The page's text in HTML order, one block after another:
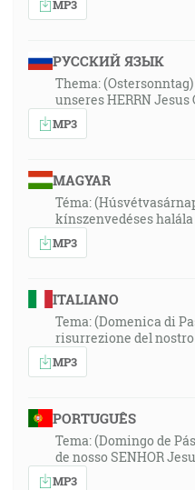
MP3
РУССКИЙ ЯЗЫК
Thema:
unseres HERRN Jesus
MP3
MAGYAR
Téma:
kínszenvedéses halála
MP3
ITALIANO
Tema: (Domenica di
risurrezione del nostro
MP3
PORTUGUÊS
Tema: (Domingo de
de nosso SENHOR
MP3